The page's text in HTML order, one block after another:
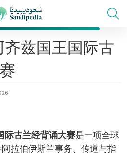
齐兹国王国际古
际古兰经背诵大赛是一项全球
拉伯伊斯兰事务、传道与指